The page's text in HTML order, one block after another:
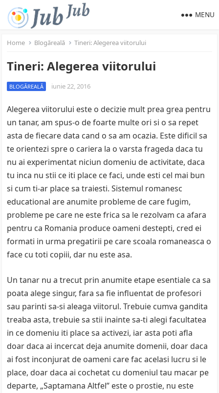
MENU
Home Blogăreală Tineri: Alegerea viitorului
Tineri: Alegerea viitorului
BLOGĂREALĂ iunie 22, 2016
Alegerea viitorului este o decizie mult prea grea pentru
un tanar, am spus-o de foarte multe ori si o sa repet
asta de fiecare data cand o sa am ocazia. Este dificil sa
te orientezi spre o cariera la o varsta frageda daca tu
nu ai experimentat niciun domeniu de activitate, daca
tu inca nu stii ce iti place ce faci, unde esti cel mai bun
si cum ti-ar place sa traiesti. Sistemul romanesc
educational are anumite probleme de care fugim,
probleme pe care ne este frica sa le rezolvam ca afara
pentru ca Romania produce oameni destepti, cred ei
formati in urma pregatirii pe care scoala romaneasca o
face cu toti copiii, dar nu este asa.
Un tanar nu a trecut prin anumite etape esentiale ca sa
poata alege singur, fara sa fie influentat de profesori
sau parinti sa-si aleaga viitorul. Trebuie cumva gandita
treaba asta, trebuie sa stii inainte sa-ti alegi facultatea
in ce domeniu iti place sa activezi, iar asta poti afla
doar daca ai incercat deja anumite domenii, doar daca
ai fost inconjurat de oameni care fac acelasi lucru si le
place, doar daca ai cochetat cu domeniul tau macar pe
departe, „Saptamana Altfel” este o prostie, nu este